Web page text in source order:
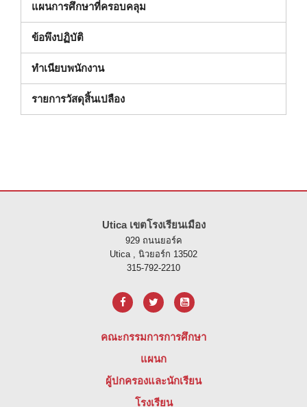
แผนการศึกษาที่ครอบคลุม
ข้อพึงปฏิบัติ(เปิดในหน้าต่างใหม่)
ทําเนียบพนักงาน
รายการวัสดุสิ้นเปลือง(เปิดในหน้าต่างใหม่)
Utica เขตโรงเรียนเมือง
929 ถนนยอร์ค
Utica , นิวยอร์ก 13502
315-792-2210
คณะกรรมการการศึกษา
แผนก
ผู้ปกครองและนักเรียน
โรงเรียน